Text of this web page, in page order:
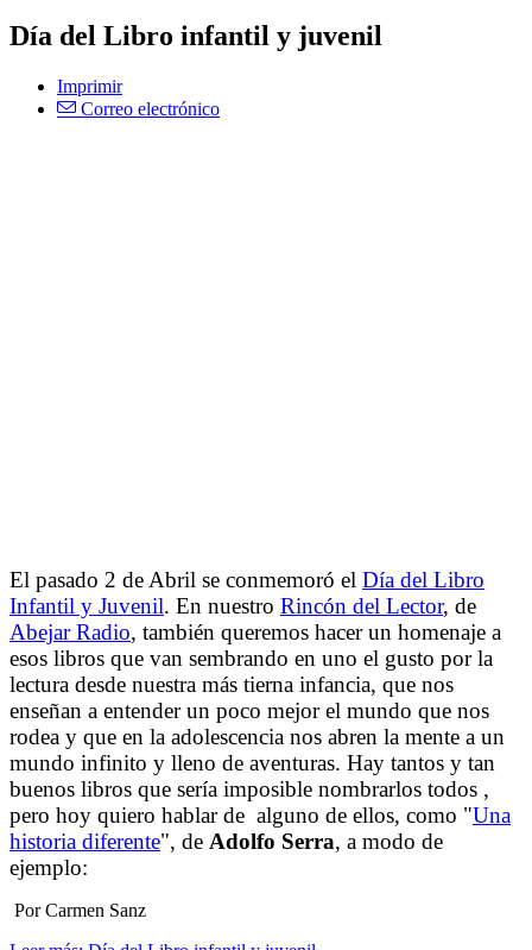
Día del Libro infantil y juvenil
Imprimir
Correo electrónico
El pasado 2 de Abril se conmemoró el Día del Libro
Infantil y Juvenil. En nuestro Rincón del Lector, de
Abejar Radio, también queremos hacer un homenaje a
esos libros que van sembrando en uno el gusto por la
lectura desde nuestra más tierna infancia, que nos
enseñan a entender un poco mejor el mundo que nos
rodea y que en la adolescencia nos abren la mente a un
mundo infinito y lleno de aventuras. Hay tantos y tan
buenos libros que sería imposible nombrarlos todos ,
pero hoy quiero hablar de alguno de ellos, como "Una
historia diferente", de Adolfo Serra, a modo de
ejemplo:
Por Carmen Sanz